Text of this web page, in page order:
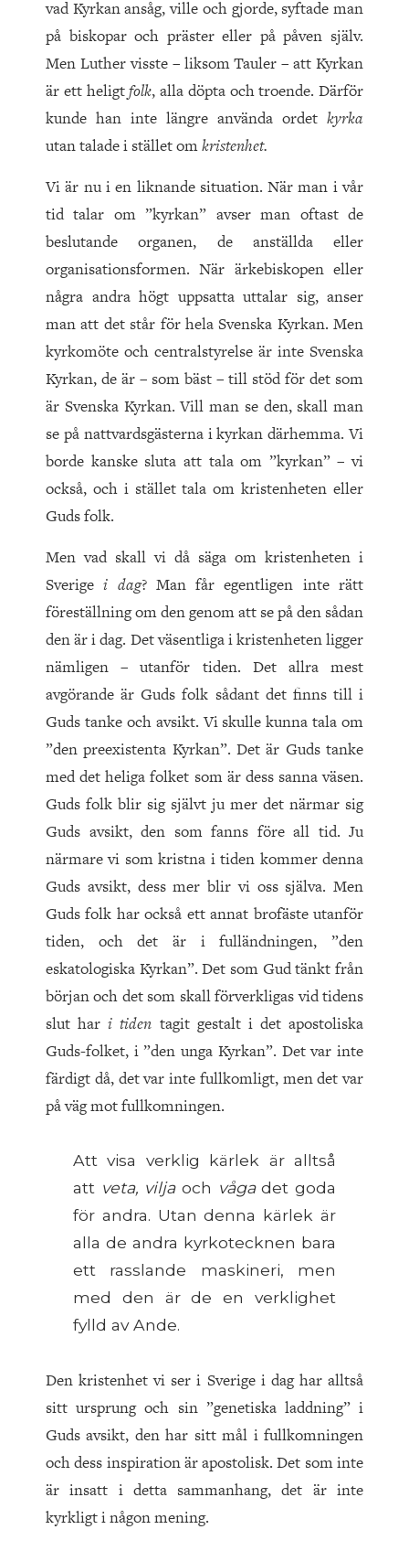
vad Kyrkan ansåg, ville och gjorde, syftade man
på biskopar och präster eller på påven själv.
Men Luther visste – liksom Tauler – att Kyrkan
är ett heligtfolk, alla döpta och troende. Därför
kunde han inte längre använda ordet kyrka
utan talade i stället omkristenhet.
Vi är nu i en liknande situation. När man i vår
tid talar om ”kyrkan” avser man oftast de
beslutande organen, de anställda eller
organisationsformen. När ärkebiskopen eller
några andra högt uppsatta uttalar sig, anser
man att det står för hela Svenska Kyrkan. Men
kyrkomöte och centralstyrelse är inte Svenska
Kyrkan, de är – som bäst – till stöd för det som
är Svenska Kyrkan. Vill man se den, skall man
se på nattvardsgästerna i kyrkan därhemma. Vi
borde kanske sluta att tala om ”kyrkan” – vi
också, och i stället tala om kristenheten eller
Guds folk.
Men vad skall vi då säga om kristenheten i
Sverigei dag? Man får egentligen inte rätt
föreställning om den genom att se på den sådan
den är i dag. Det väsentliga i kristenheten ligger
nämligen – utanför tiden. Det allra mest
avgörande är Guds folk sådant det finns till i
Guds tanke och avsikt. Vi skulle kunna tala om
”den preexistenta Kyrkan”. Det är Guds tanke
med det heliga folket som är dess sanna väsen.
Guds folk blir sig självt ju mer det närmar sig
Guds avsikt, den som fanns före all tid. Ju
närmare vi som kristna i tiden kommer denna
Guds avsikt, dess mer blir vi oss själva. Men
Guds folk har också ett annat brofäste utanför
tiden, och det är i fulländningen, ”den
eskatologiska Kyrkan”. Det som Gud tänkt från
början och det som skall förverkligas vid tidens
slut hari tiden tagit gestalt i det apostoliska
Guds-folket, i ”den unga Kyrkan”. Det var inte
färdigt då, det var inte fullkomligt, men det var
på väg mot fullkomningen.
Att visa verklig kärlek är alltså
att veta, viljaoch vågadet goda
för andra. Utan denna kärlek är
alla de andra kyrkotecknen bara
ett rasslande maskineri, men
med den är de en verklighet
fylld av Ande.
Den kristenhet vi ser i Sverige i dag har alltså
sitt ursprung och sin ”genetiska laddning” i
Guds avsikt, den har sitt mål i fullkomningen
och dess inspiration är apostolisk. Det som inte
är insatt i detta sammanhang, det är inte
kyrkligt i någon mening.